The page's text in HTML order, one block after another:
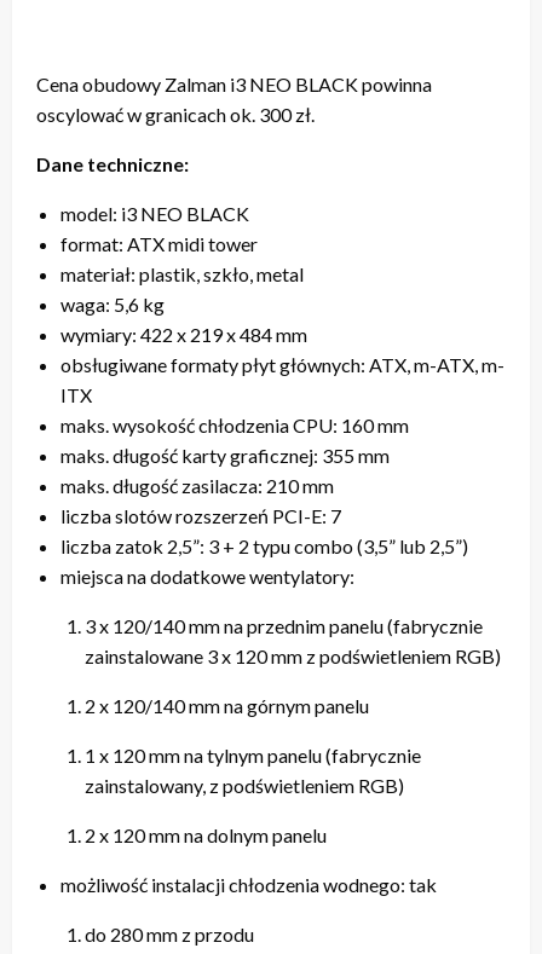
Cena obudowy Zalman i3 NEO BLACK powinna
oscylować w granicach ok. 300 zł.
Dane techniczne:
model: i3 NEO BLACK
format: ATX midi tower
materiał: plastik, szkło, metal
waga: 5,6 kg
wymiary: 422 x 219 x 484 mm
obsługiwane formaty płyt głównych: ATX, m-ATX, m-
ITX
maks. wysokość chłodzenia CPU: 160 mm
maks. długość karty graficznej: 355 mm
maks. długość zasilacza: 210 mm
liczba slotów rozszerzeń PCI-E: 7
liczba zatok 2,5”: 3 + 2 typu combo (3,5” lub 2,5”)
miejsca na dodatkowe wentylatory:
3 x 120/140 mm na przednim panelu (fabrycznie
zainstalowane 3 x 120 mm z podświetleniem RGB)
2 x 120/140 mm na górnym panelu
1 x 120 mm na tylnym panelu (fabrycznie
zainstalowany, z podświetleniem RGB)
2 x 120 mm na dolnym panelu
możliwość instalacji chłodzenia wodnego: tak
do 280 mm z przodu